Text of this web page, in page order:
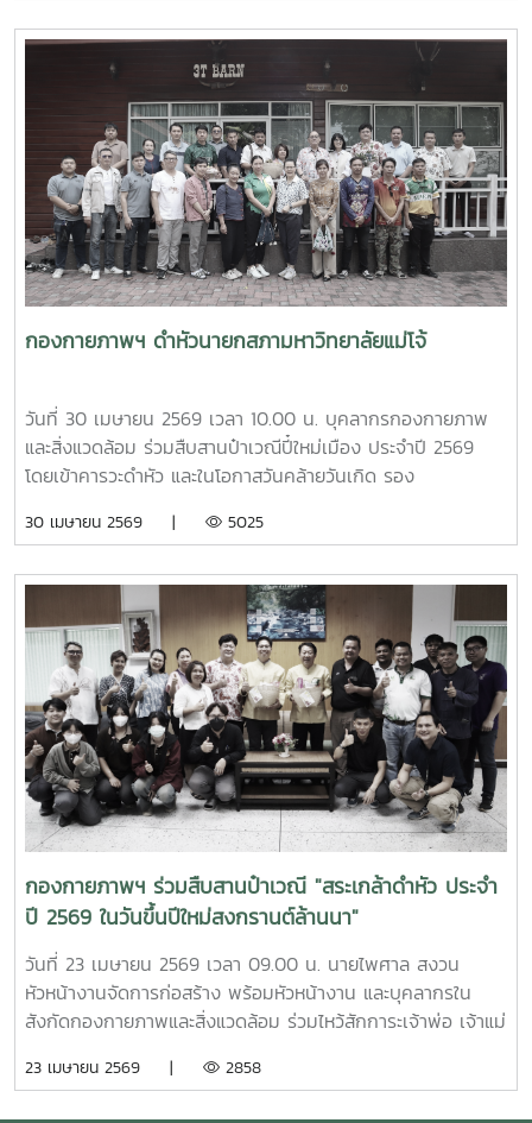
ข้าราชการ พร้อมคณะศึกษาดูงานจากสภาคณาจารย์และ
ข้าราชการ มหาวิทยาลัยราชภัฏภูเก็ต ในการนี้ ทั้งสอง
มหาวิทยาลัยได้ร่วมแลกเปลี่ยนประสบการณ์ด้านการจัดสวัสดิการ
บุคลากร ตลอดจนแนวทางการพัฒนาและประยุกต์ใช้ให้เหมาะสม
กับบริบทของแต่ละสถาบัน โดยมีนายสุชาติ จันทร์แก้ว รักษาการ
ในตำแหน่งหัวหน้างานสวัสดิการ กองบริหารทรัพยากรบุคคล
เป็นผู้ให้ข้อมูลเกี่ยวกับการจัดสวัสดิการบุคลากรของมหาวิทยาลัย
แม่โจ้ นอกจากนี้ ผู้ช่วยศาสตราจารย์ ดร.มุจลินทร์ ผลจันทร์ ได้
บรรยายและให้ข้อมูลเกี่ยวกับการดำเนินงานด้านมหาวิทยาลัยสี
เขียว (Green University) ของมหาวิทยาลัยแม่โจ้ ณ ห้อง
ประชุมรวงผึ้ง ชั้น 5 อาคารสำนักงานมหาวิทยาลัย ภายหลังการ
ประชุม คณะศึกษาดูงานได้เยี่ยมชมบรรยากาศและพื้นที่โดยรอบ
แวดล้อมของมหาวิทยาลัยแม่โจ้
กองกายภาพฯ ดำหัวนายกสภามหาวิทยาลัยแม่โจ้
วันที่ 30 เมษายน 2569 เวลา 10.00 น. บุคลากรกองกายภาพ
และสิ่งแวดล้อม ร่วมสืบสานป๋าเวณีปี๋ใหม่เมือง ประจำปี 2569
โดยเข้าคารวะดำหัว และในโอกาสวันคล้ายวันเกิด รอง
ณ บ้านเอื้องไพลิน
30 เมษายน 2569 | 5025
กองกายภาพฯ ร่วมสืบสานป๋าเวณี "สระเกล้าดำหัว ประจำ
ปี 2569 ในวันขึ้นปีใหม่สงกรานต์ล้านนา"
วันที่ 23 เมษายน 2569 เวลา 09.00 น. นายไพศาล สงวน
หัวหน้างานจัดการก่อสร้าง พร้อมหัวหน้างาน และบุคลากรใน
สังกัดกองกายภาพและสิ่งแวดล้อม ร่วมไหว้สักการะเจ้าพ่อ เจ้าแม่
15.30 น. ณ อาคารสำนักงานมหาวิทยาลัย ได้ร่วมพิธีดำหัวรอง
23 เมษายน 2569 | 2858